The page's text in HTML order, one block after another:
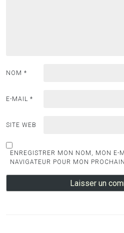
NOM *
E-MAIL *
SITE WEB
ENREGISTRER MON NOM, MON E-
NAVIGATEUR POUR MON